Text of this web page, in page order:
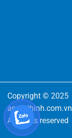
Copyright © 2025
angiathinh.com.vn
All rights reserved